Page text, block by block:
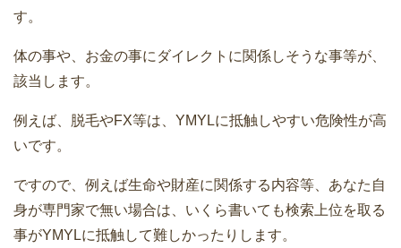
す。
体の事や、お金の事にダイレクトに関係しそうな事等が、
該当します。
例えば、脱毛やFX等は、YMYLに抵触しやすい危険性が高
いです。
ですので、例えば生命や財産に関係する内容等、あなた自
身が専門家で無い場合は、いくら書いても検索上位を取る
事がYMYLに抵触して難しかったりします。